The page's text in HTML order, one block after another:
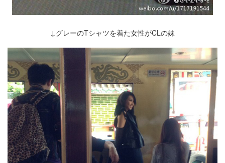
↓グレーのTシャツを着た女性がCLの妹